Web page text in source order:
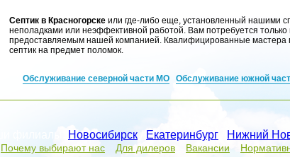
Септик в Красногорске или где-либо еще, установленный нашими
неполадками или неэффективной работой. Вам потребуется
предоставляемым нашей компанией. Квалифицированные мастера
септик на предмет поломок.
Обслуживание северной части МО Обслуживание южной
Новосибирск Екатеринбург Нижний
Почему выбирают нас Для дилеров Вакансии